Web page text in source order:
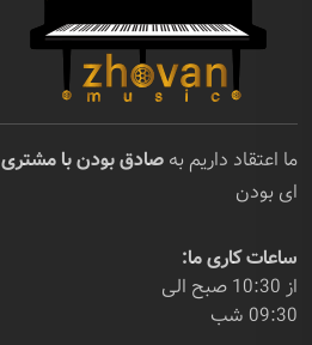
ما اعتقاد داریم به صادق بودن با مشتری
ای بودن
ساعات کاری ما:
از 10:30 صبح الی
09:30 شب